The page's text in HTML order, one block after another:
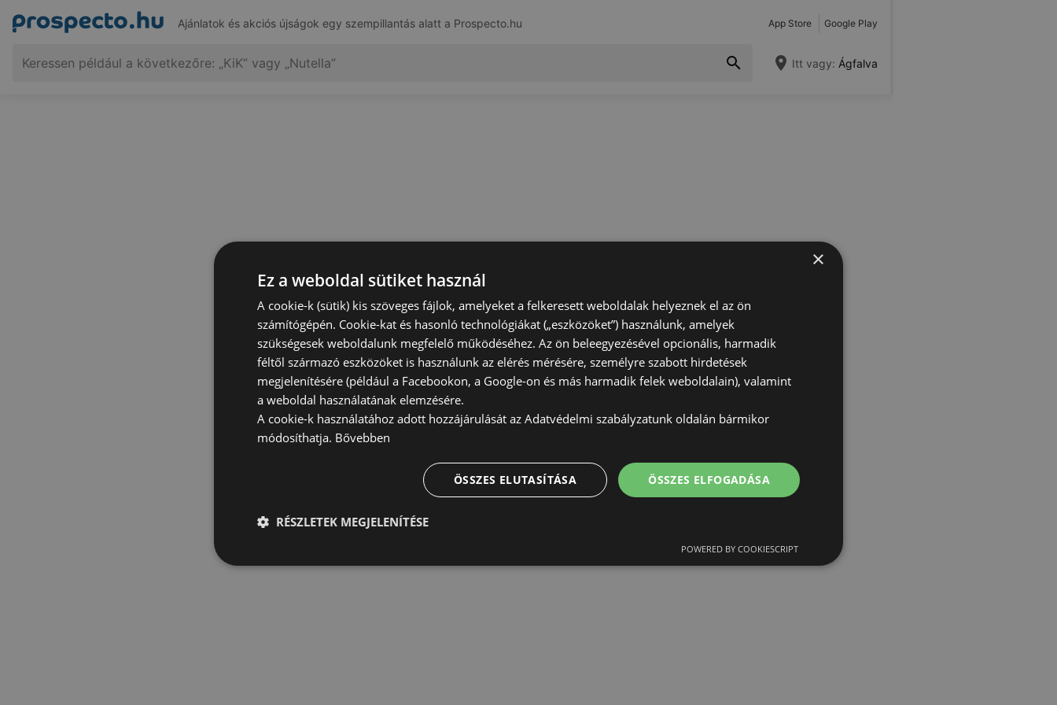
Ajánlatok és akciós újságok egy szempillantás alatt a Prospecto.hu App Store Google Play
Itt vagy: Ágfalva
×
Ez a weboldal sütiket használ
A cookie-k (sütik) kis szöveges fájlok, amelyeket a felkeresett weboldalak helyeznek el az ön
számítógépén. Cookie-kat és hasonló technológiákat („eszközöket”) használunk, amelyek
szükségesek weboldalunk megfelelő működéséhez. Az ön beleegyezésével opcionális, harmadik
féltől származó eszközöket is használunk az elérés mérésére, személyre szabott hirdetések
megjelenítésére (például a Facebookon, a Google-on és más harmadik felek weboldalain), valamint
a weboldal használatának elemzésére.
A cookie-k használatához adott hozzájárulását az Adatvédelmi szabályzatunk oldalán bármikor
módosíthatja. Bővebben
ÖSSZES ELFOGADÁSA
ÖSSZES ELUTASÍTÁSA
RÉSZLETEK MEGJELENÍTÉSE
POWERED BY COOKIESCRIPT